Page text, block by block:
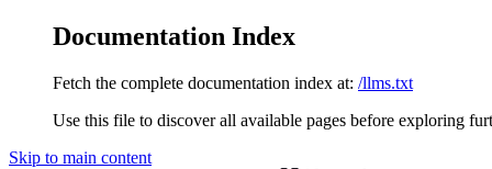
Documentation Index
Fetch the complete documentation index at: /llms.txt
Use this file to discover all available pages before exploring
Skip to main content